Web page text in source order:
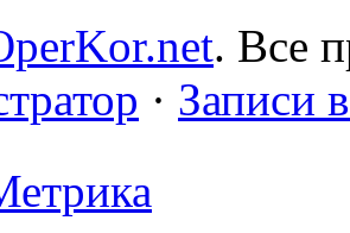
. Все
· Записи